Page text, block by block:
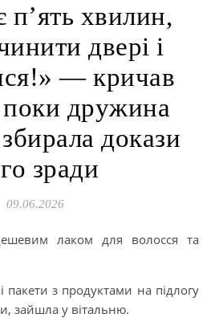
п’ять хвилин,
двері і
— кричав
поки дружина
докази
зради
09.06.2026
пакети з продуктами на підлогу
зайшла у вітальню.